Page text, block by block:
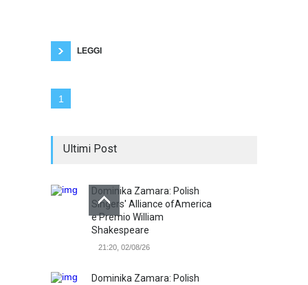
LEGGI
1
Ultimi Post
Dominika Zamara: Polish
Singers' Alliance ofAmerica
e Premio William
Shakespeare
21:20, 02/08/26
Dominika Zamara: Polish